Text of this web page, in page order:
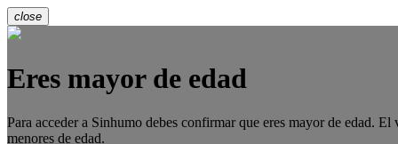
close
Eres mayor de edad
Para acceder a Sinhumo debes confirmar que eres mayor de edad.
menores de edad.